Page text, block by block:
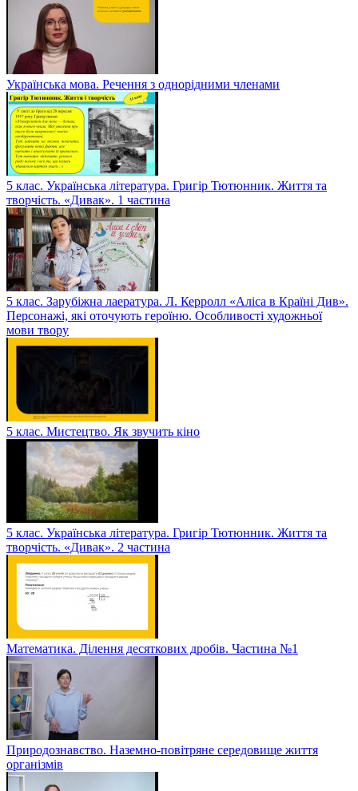
Українська мова. Речення з однорідними членами
5 клас. Українська література. Григір Тютюнник. Життя та
творчість. «Дивак». 1 частина
5 клас. Зарубіжна лаература. Л. Керролл «Аліса в Країні Див».
Персонажі, які оточують героїню. Особливості художньої
мови твору
5 клас. Мистецтво. Як звучить кіно
5 клас. Українська література. Григір Тютюнник. Життя та
творчість. «Дивак». 2 частина
Математика. Ділення десяткових дробів. Частина №1
Природознавство. Наземно-повітряне середовище життя
організмів